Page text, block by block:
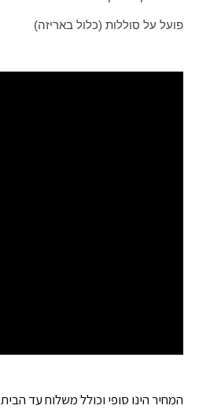
פועל על סוללות (כלול באריזה)
המחיר הינו סופי וכולל משלוח עד הבית